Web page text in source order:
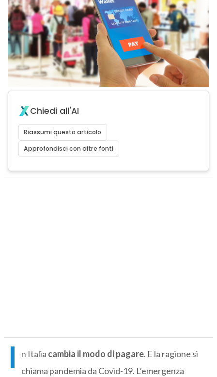
Chiedi all'AI
Riassumi questo articolo
Approfondisci con altre fonti
I n Italia cambia il modo di pagare. E la ragione si
chiama pandemia da Covid-19. L’emergenza